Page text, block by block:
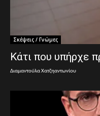
Σκέψεις / Γνώμες
Kάτι που υπήρχε
Διαμαντούλα Χατζηαντωνίου